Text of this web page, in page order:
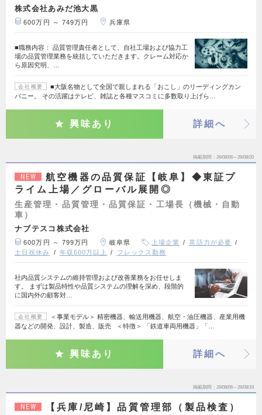
株式会社あみだ池大黒
600万円 ～ 749万円 兵庫県
■職務内容： 品質管理責任者として、自社工場および協力工
場の品質管理業務を統括していただきます。クレーム対応か
ら原因究明、…
会社概要
■大阪名物として全国で親しまれる「おこし」のリーディングカン
パニー。 その活躍はテレビ、雑誌と各種マスコミに多数取り上げら…
興味あり 詳細へ
掲載期間 26/08/06～26/08/20
NEW
航空機器の品質保証【岐阜】◆東証プ
ライム上場／グローバル展開◎
生産管理・品質管理・品質保証・工場長（機械・自動
車）
ナブテスコ株式会社
600万円 ～ 799万円 岐阜県 上場企業
英語力が必要
土日祝休み
年収600万以上 フレックス勤務
社内品質システムの維持管理および改善業務をお任せしま
す。 まずは製品特性や品質システムの理解を深め、段階的
に国内外の顧客対…
会社概要
＜事業モデル＞ 精密機器、輸送用機器、航空・油圧機器、産業用機
器などの開発、設計、製造、販売 ＜特徴＞ 「鉄道車両用機器」「…
興味あり 詳細へ
掲載期間 26/08/06～26/08/19
NEW 【兵庫/尼崎】品質管理部（製品検査）